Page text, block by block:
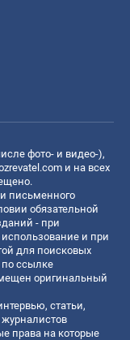
фото- и видео-),
и на всех
письменного
обязательной
- при
и при
для поисковых
по ссылке
оригинальный
статьи,
права на которые